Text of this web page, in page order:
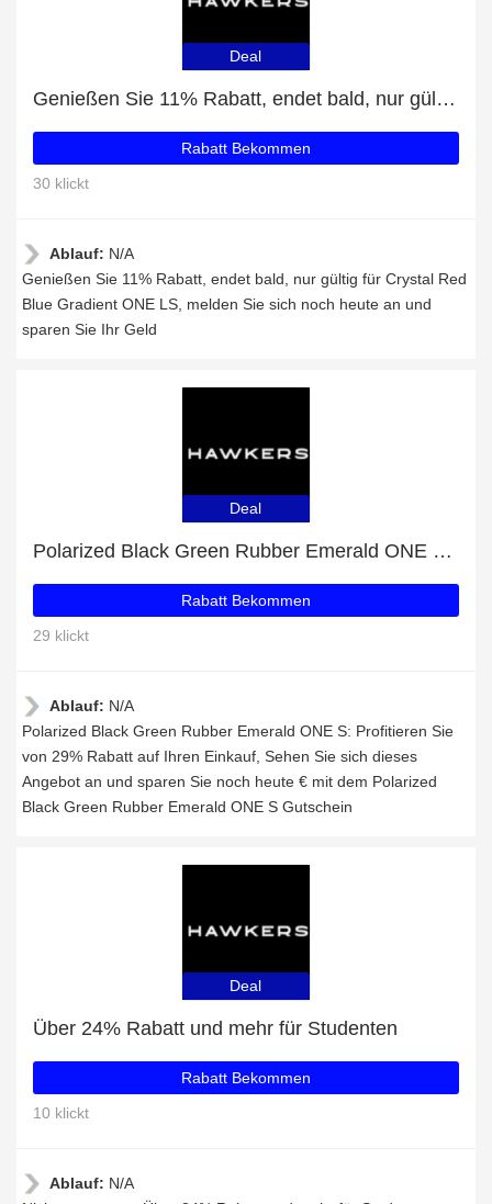
Deal
Genießen Sie 11% Rabatt, endet bald, nur gültig für Crystal Red Blue Gradient ONE LS
Rabatt Bekommen
30 klickt
Ablauf: N/A
Genießen Sie 11% Rabatt, endet bald, nur gültig für Crystal Red
Blue Gradient ONE LS, melden Sie sich noch heute an und
sparen Sie Ihr Geld
Deal
Polarized Black Green Rubber Emerald ONE S: Profitieren Sie von 29% Rabatt auf Ihren Einkauf
Rabatt Bekommen
29 klickt
Ablauf: N/A
Polarized Black Green Rubber Emerald ONE S: Profitieren Sie
von 29% Rabatt auf Ihren Einkauf, Sehen Sie sich dieses
Angebot an und sparen Sie noch heute € mit dem Polarized
Black Green Rubber Emerald ONE S Gutschein
Deal
Über 24% Rabatt und mehr für Studenten
Rabatt Bekommen
10 klickt
Ablauf: N/A